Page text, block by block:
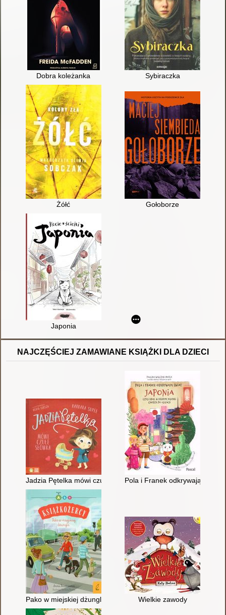
Dobra koleżanka Sybiraczka
Żółć Gołoborze
Japonia
NAJCZĘŚCIEJ ZAMAWIANE KSIĄŻKI DLA DZIECI
Jadzia Pętelka mówi czułe słówkaPola i Franek odkrywają świat
Pako w miejskiej dżungli Wielkie zawody